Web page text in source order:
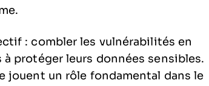
: combler les vulnérabilités en
protéger leurs données sensibles.
jouent un rôle fondamental dans le